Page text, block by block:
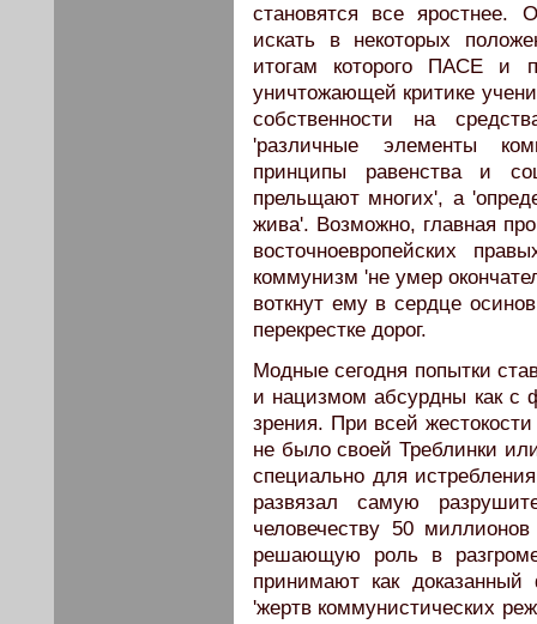
становятся все яростнее.
искать в некоторых
итогам которого ПАСЕ и
уничтожающей критике
собственности на
'различные элементы
принципы равенства и
прельщают многих', а
жива'. Возможно, главная
восточноевропейских
коммунизм 'не умер
воткнут ему в сердце
перекрестке дорог.
Модные сегодня попытки
и нацизмом абсурдны как с
зрения. При всей
не было своей Треблинки
специально для
развязал самую
человечеству 50
решающую роль в
принимают как
'жертв коммунистических